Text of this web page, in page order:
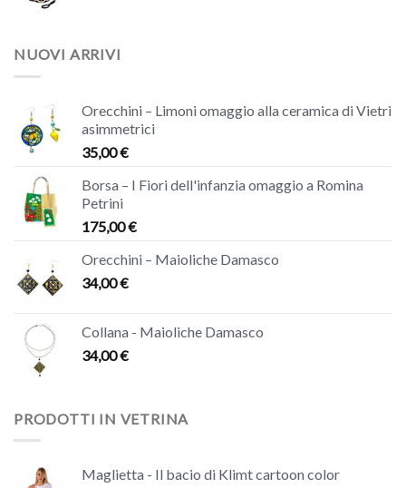
NUOVI ARRIVI
Orecchini – Limoni omaggio alla ceramica di Vietri
asimmetrici
35,00€
Borsa – I Fiori dell'infanzia omaggio a Romina
Petrini
175,00€
Orecchini – Maioliche Damasco
34,00€
Collana - Maioliche Damasco
34,00€
PRODOTTI IN VETRINA
Maglietta - Il bacio di Klimt cartoon color